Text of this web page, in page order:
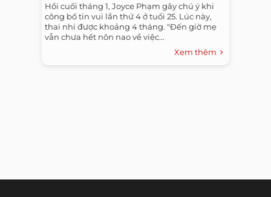
Hồi cuối tháng 1, Joyce Phạm gây chú ý khi
công bố tin vui lần thứ 4 ở tuổi 25. Lúc này,
thai nhi được khoảng 4 tháng. "Đến giờ mẹ
vẫn chưa hết nôn nao về việc...
Xem thêm